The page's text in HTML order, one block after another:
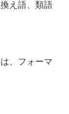
え語、類語
、フォーマ